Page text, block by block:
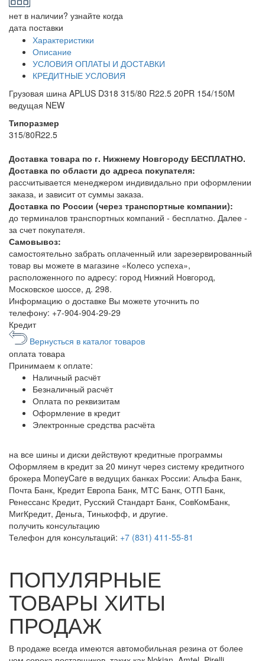
нет в наличии? узнайте когда
дата поставки
Характеристики
Описание
УСЛОВИЯ ОПЛАТЫ И ДОСТАВКИ
КРЕДИТНЫЕ УСЛОВИЯ
Грузовая шина APLUS D318 315/80 R22.5 20PR 154/150M
ведущая NEW
Типоразмер
315/80R22.5
Доставка товара по г. Нижнему Новгороду БЕСПЛАТНО.
Доставка по области до адреса покупателя:
рассчитывается менеджером индивидально при оформлении
заказа, и зависит от суммы заказа.
Доставка по России (через транспортные компании):
до терминалов транспортных компаний - бесплатно. Далее -
за счет покупателя.
Самовывоз:
самостоятельно забрать оплаченный или зарезервированный
товар вы можете в магазине «Колесо успеха»,
расположенного по адресу: город Нижний Новгород,
Московское шоссе, д. 298.
Информацию о доставке Вы можете уточнить по
телефону: +7-904-904-29-29
Кредит
Вернусться в каталог товаров
оплата товара
Принимаем к оплате:
Наличный расчёт
Безналичный расчёт
Оплата по реквизитам
Оформление в кредит
Электронные средства расчёта
на все шины и диски действуют кредитные программы
Оформляем в кредит за 20 минут через систему кредитного
брокера MoneyCare в ведущих банках России: Альфа Банк,
Почта Банк, Кредит Европа Банк, МТС Банк, ОТП Банк,
Ренессанс Кредит, Русский Стандарт Банк, СовКомБанк,
МигКредит, Деньга, Тинькофф, и другие.
получить консультацию
Телефон для консультаций: +7 (831) 411-55-81
ПОПУЛЯРНЫЕ
ТОВАРЫ ХИТЫ
ПРОДАЖ
В продаже всегда имеются автомобильная резина от более